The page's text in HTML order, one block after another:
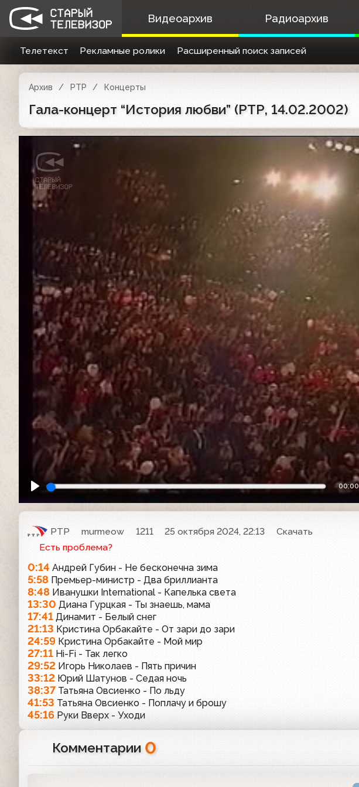
Видеоархив Радиоархив
Телетекст Рекламные ролики Расширенный поиск записей
Архив РТР Концерты
Гала-концерт “История любви” (РТР, 14.02.2002)
00:00
РТР murmeow 1211 25 октября 2024, 22:13
Скачать
Есть проблема?
0:14 Андрей Губин - Не бесконечна зима
5:58 Премьер-министр - Два бриллианта
8:48 Иванушки International - Капелька света
13:30 Диана Гурцкая - Ты знаешь, мама
17:41 Динамит - Белый снег
21:13 Кристина Орбакайте - От зари до зари
24:59 Кристина Орбакайте - Мой мир
27:11 Hi-Fi - Так легко
29:52 Игорь Николаев - Пять причин
33:12 Юрий Шатунов - Седая ночь
38:37 Татьяна Овсиенко - По льду
41:53 Татьяна Овсиенко - Поплачу и брошу
45:16 Руки Вверх - Уходи
Комментарии 0